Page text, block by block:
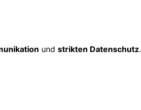
und strikten Datenschutz.